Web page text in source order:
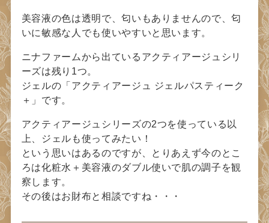
美容液の色は透明で、匂いもありませんので、匂
いに敏感な人でも使いやすいと思います。
ニナファームから出ているアクティアージュシリ
ーズは残り1つ。
ジェルの「アクティアージュ ジェルパスティーク
＋」です。
アクティアージュシリーズの2つを使っている以
上、ジェルも使ってみたい！
という思いはあるのですが、とりあえず今のとこ
ろは化粧水＋美容液のダブル使いで肌の調子を観
察します。
その後はお財布と相談ですね・・・